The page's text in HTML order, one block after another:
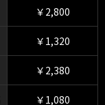
￥2,800
￥1,320
￥2,380
￥1,080